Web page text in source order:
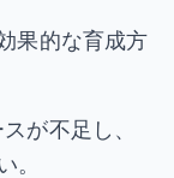
果的な育成方
が不足し、
。